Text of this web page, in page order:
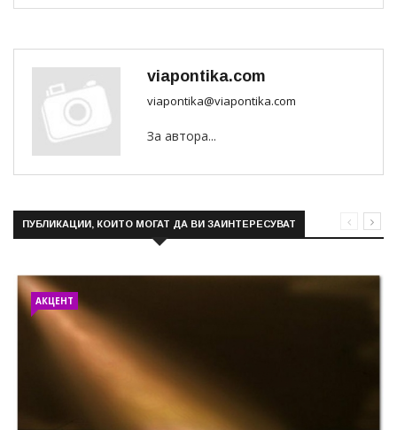
viapontika.com
viapontika@viapontika.com
За автора...
ПУБЛИКАЦИИ, КОИТО МОГАТ ДА ВИ ЗАИНТЕРЕСУВАТ
АКЦЕНТ